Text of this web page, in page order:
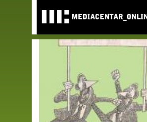
main
content